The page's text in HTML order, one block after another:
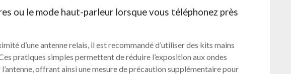
ou le mode haut-parleur lorsque vous téléphonez près
d’une antenne relais, il est recommandé d’utiliser des kits mains
pratiques simples permettent de réduire l’exposition aux ondes
offrant ainsi une mesure de précaution supplémentaire pour